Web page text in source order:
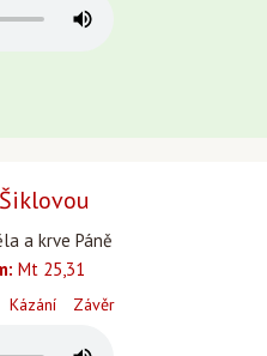
a krve Páně
Mt 25,31
Kázání Závěr